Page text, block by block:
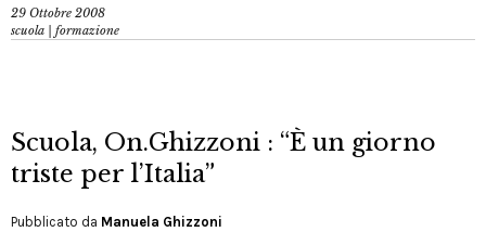
29 Ottobre 2008
scuola | formazione
Scuola, On.Ghizzoni : “È un giorno
triste per l’Italia”
Pubblicato da Manuela Ghizzoni